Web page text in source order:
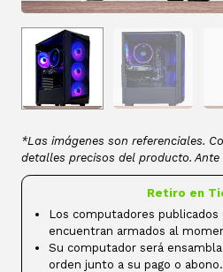
*Las imágenes son referenciales.
detalles precisos del producto.
Retiro en
Los computadores
encuentran armados al
Su computador será
orden junto a su pago o abono.